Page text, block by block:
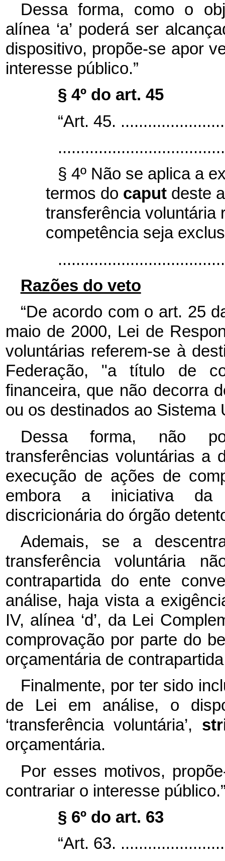
Dessa forma, como o
alínea ‘a’ poderá ser
dispositivo, propõe-se apor
interesse público.”
§ 4º do art. 45
“Art. 45.
§ 4º Não se aplica a
termos do caput deste
transferência voluntária
competência seja
Razões do veto
“De acordo com o art. 25
maio de 2000, Lei de
voluntárias referem-se à
Federação, "a título de
financeira, que não decorra
ou os destinados ao Sistema
Dessa forma, não
transferências voluntárias a
execução de ações de
embora a iniciativa da
discricionária do órgão
Ademais, se a
transferência voluntária
contrapartida do ente
análise, haja vista a
IV, alínea ‘d’, da Lei
comprovação por parte do
orçamentária de
Finalmente, por ter sido
de Lei em análise, o
‘transferência voluntária’,
orçamentária.
Por esses motivos,
contrariar o interesse
§ 6º do art. 63
“Art. 63.